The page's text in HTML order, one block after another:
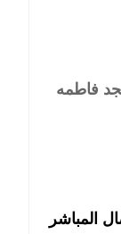
فاطمه
المباشر